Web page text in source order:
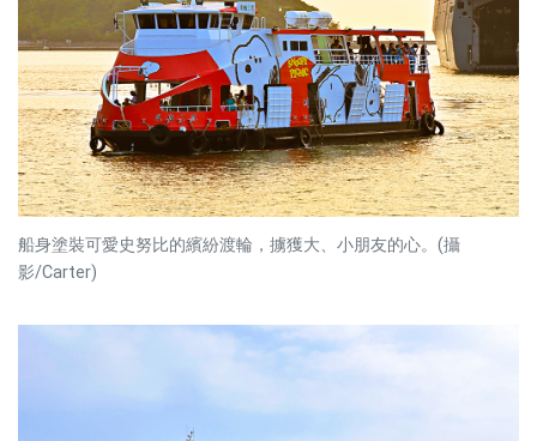
船身塗裝可愛史努比的繽紛渡輪，擄獲大、小朋友的心。(攝
影/Carter)